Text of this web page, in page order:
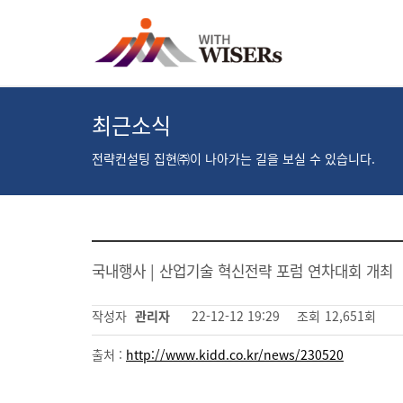
최근소식
전략컨설팅 집현㈜이 나아가는 길을 보실 수 있습니다.
국내행사 | 산업기술 혁신전략 포럼 연차대회 개최
작성자 관리자 22-12-12 19:29 조회 12,651회
출처 : http://www.kidd.co.kr/news/230520